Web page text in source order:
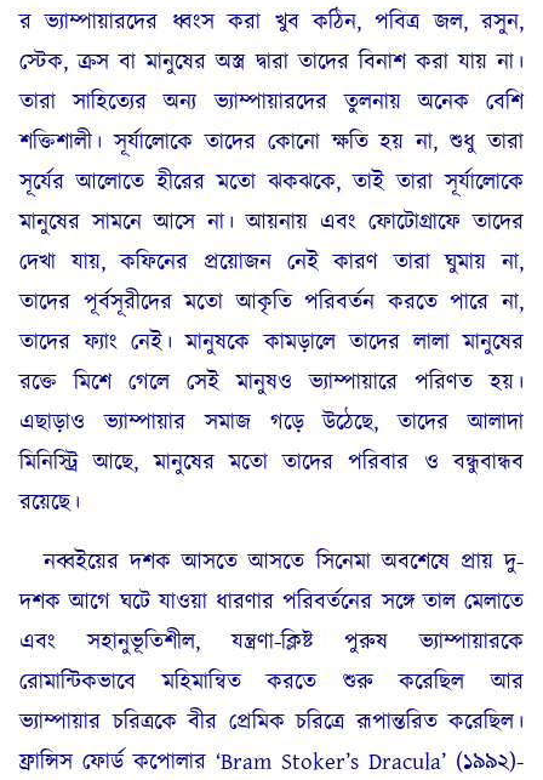
র ভ্যাম্পায়ারদের ধ্বংস করা খুব কঠিন, পবিত্র জল, রসুন,
স্টেক, ক্রস বা মানুষের অস্ত্র দ্বারা তাদের বিনাশ করা যায় না।
তারা সাহিত্যের অন্য ভ্যাম্পায়ারদের তুলনায় অনেক বেশি
শক্তিশালী। সূর্যালোকে তাদের কোনো ক্ষতি হয় না, শুধু তারা
সূর্যের আলোতে হীরের মতো ঝকঝকে, তাই তারা সূর্যালোকে
মানুষের সামনে আসে না। আয়নায় এবং ফোটোগ্রাফে তাদের
দেখা যায়, কফিনের প্রয়োজন নেই কারণ তারা ঘুমায় না,
তাদের পূর্বসূরীদের মতো আকৃতি পরিবর্তন করতে পারে না,
তাদের ফ্যাং নেই। মানুষকে কামড়ালে তাদের লালা মানুষের
রক্তে মিশে গেলে সেই মানুষও ভ্যাম্পায়ারে পরিণত হয়।
এছাড়াও ভ্যাম্পায়ার সমাজ গড়ে উঠেছে, তাদের আলাদা
মিনিস্ট্রি আছে, মানুষের মতো তাদের পরিবার ও বন্ধুবান্ধব
রয়েছে।
নব্বইয়ের দশক আসতে আসতে সিনেমা অবশেষে প্রায় দু-
দশক আগে ঘটে যাওয়া ধারণার পরিবর্তনের সঙ্গে তাল মেলাতে
এবং সহানুভূতিশীল, যন্ত্রণা-ক্লিষ্ট পুরুষ ভ্যাম্পায়ারকে
রোমান্টিকভাবে মহিমান্বিত করতে শুরু করেছিল আর
ভ্যাম্পায়ার চরিত্রকে বীর প্রেমিক চরিত্রে রূপান্তরিত করেছিল।
ফ্রান্সিস ফোর্ড কপোলার ‘Bram Stoker’s Dracula’ (১৯৯২)-